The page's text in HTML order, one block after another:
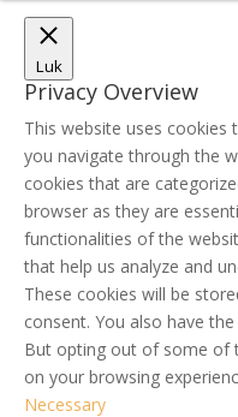
Luk
Privacy Overview
This website uses cookies
you navigate through the
cookies that are
browser as they are
functionalities of the
that help us analyze and
These cookies will be
consent. You also have
But opting out of some of
on your browsing
Necessary